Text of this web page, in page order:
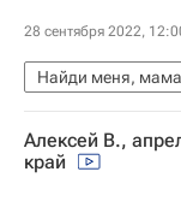
28 сентября 2022,
Найди меня, мама
Алексей В.,
край